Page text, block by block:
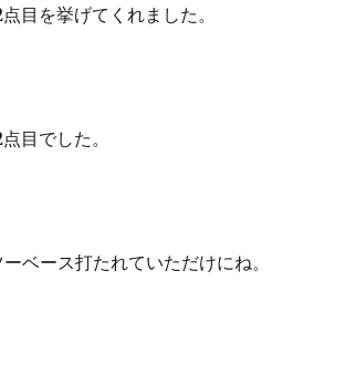
目を挙げてくれました。
目でした。
ベース打たれていただけにね。